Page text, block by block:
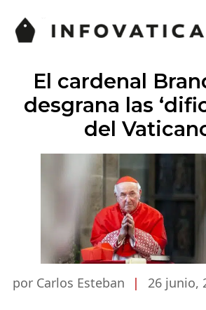
El cardenal
desgrana las
del
por Carlos Esteban | 26 junio,